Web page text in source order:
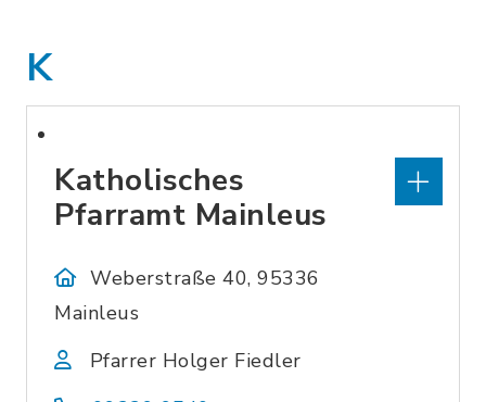
K
Katholisches
Pfarramt Mainleus
Weberstraße 40, 95336
Mainleus
Pfarrer Holger Fiedler